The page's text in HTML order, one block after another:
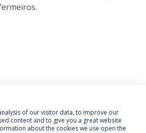
Lisboa
Termos e Condições
of our visitor data, to improve our
content and to give you a great website
about the cookies we use open the